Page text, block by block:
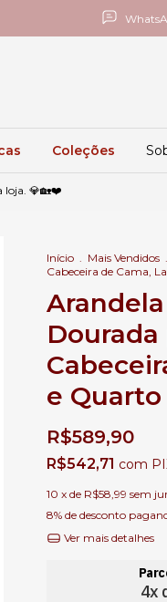
Coleções
loja. 💎🏡❤️
Início . Mais Vendidos .
Cabeceira de Cama,
e
R$589,90
R$542,71 com
10 x de R$58,99 sem
8% de desconto
Ver mais detalhes